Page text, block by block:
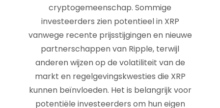
cryptogemeenschap. Sommige
investeerders zien potentieel in XRP
vanwege recente prijsstijgingen en nieuwe
partnerschappen van Ripple, terwijl
anderen wijzen op de volatiliteit van de
markt en regelgevingskwesties die XRP
kunnen beïnvloeden. Het is belangrijk voor
potentiële investeerders om hun eigen